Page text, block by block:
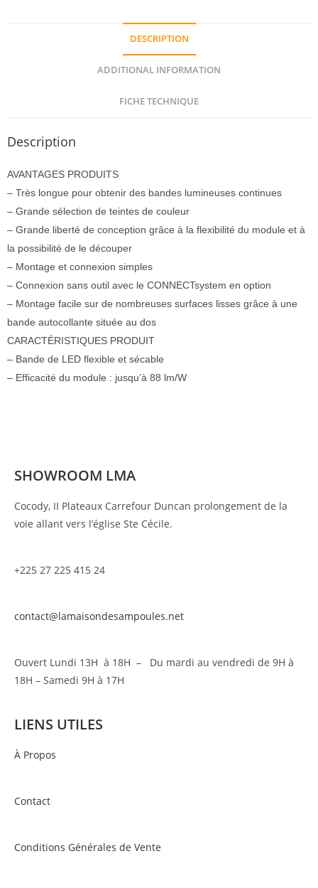
DESCRIPTION
ADDITIONAL INFORMATION
FICHE TECHNIQUE
Description
AVANTAGES PRODUITS
– Très longue pour obtenir des bandes lumineuses continues
– Grande sélection de teintes de couleur
– Grande liberté de conception grâce à la flexibilité du module et à
la possibilité de le découper
– Montage et connexion simples
– Connexion sans outil avec le CONNECTsystem en option
– Montage facile sur de nombreuses surfaces lisses grâce à une
bande autocollante située au dos
CARACTÉRISTIQUES PRODUIT
– Bande de LED flexible et sécable
– Efficacité du module : jusqu’à 88 lm/W
SHOWROOM LMA
Cocody, II Plateaux Carrefour Duncan prolongement de la
voie allant vers l’église Ste Cécile.
+225 27 225 415 24
contact@lamaisondesampoules.net
Ouvert Lundi 13H à 18H – Du mardi au vendredi de 9H à
18H – Samedi 9H à 17H
LIENS UTILES
À Propos
Contact
Conditions Générales de Vente